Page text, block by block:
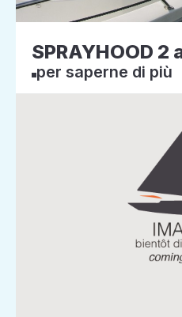
SPRAYHOOD 2
per saperne di più